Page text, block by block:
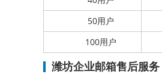
50用户
100用户
潍坊企业邮箱售后服务